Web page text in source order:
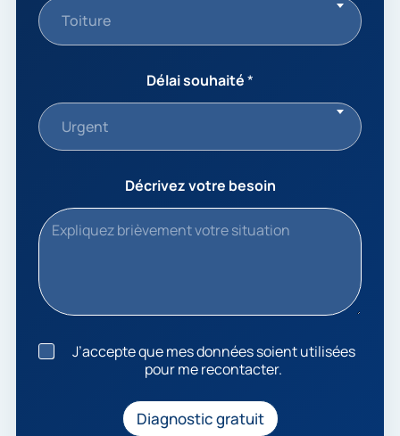
Toiture
Délai souhaité*
Urgent
Décrivez votre besoin
J
’
J’accepte que mes données soient utilisées
pour me recontacter.
Diagnostic gratuit